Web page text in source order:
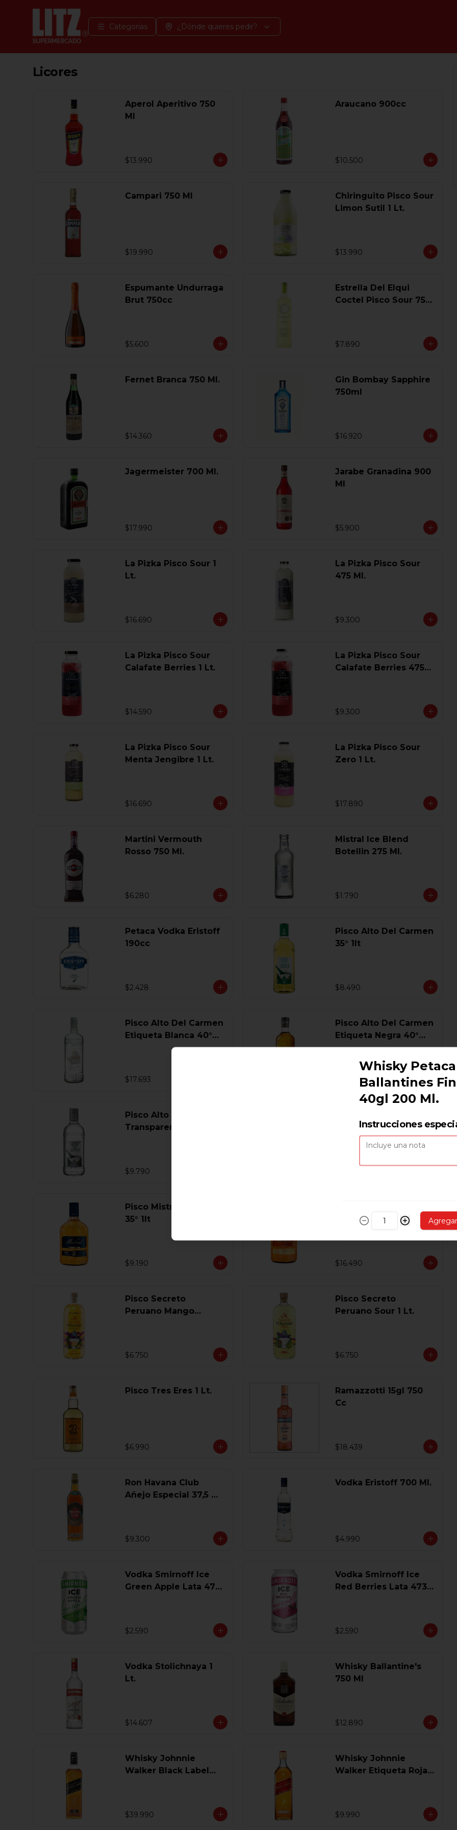
Categorías ¿Dónde quieres pedir?
Licores
Aperol Aperitivo 750
Ml
$13.990
Araucano 900cc
$10.500
Campari 750 Ml
$19.990
Chiringuito Pisco Sour
Limon Sutil 1 Lt.
$13.990
Espumante Undurraga
Brut 750cc
$5.600
Estrella Del Elqui
Coctel Pisco Sour 750
$7.890
Fernet Branca 750 Ml.
$14.360
Gin Bombay Sapphire
750ml
$16.920
Jagermeister 700 Ml.
$17.990
Jarabe Granadina 900
Ml
$5.900
La Pizka Pisco Sour 1
Lt.
$16.690
La Pizka Pisco Sour
475 Ml.
$9.300
La Pizka Pisco Sour
Calafate Berries 1 Lt.
$14.590
La Pizka Pisco Sour
Calafate Berries 475
$9.300
La Pizka Pisco Sour
Menta Jengibre 1 Lt.
$16.690
La Pizka Pisco Sour
Zero 1 Lt.
$17.890
Martini Vermouth
Rosso 750 Ml.
$6.280
Mistral Ice Blend
Botellin 275 Ml.
$1.790
Petaca Vodka Eristoff
190cc
$2.428
Pisco Alto Del Carmen
35° 1lt
$8.490
Pisco Alto Del Carmen
Etiqueta Blanca 40°
$17.693
Pisco Alto Del Carmen
Etiqueta Negra 40°
750 Ml.
$17.440
Pisco Alto Del Carmen
Transparente 40° 750
$9.790
Sour 16 Gl. 700 Ml.
Pisco Mistral Especial
35° 1lt
$9.190
Añejado En Roble
Clasico 40 Gl.750 Ml.
$16.490
Pisco Secreto
Peruano Mango
$6.750
Pisco Secreto
Peruano Sour 1 Lt.
$6.750
Pisco Tres Eres 1 Lt.
$6.990
Ramazzotti 15gl 750
Cc
$18.439
Ron Havana Club
Añejo Especial 37,5 Gl
$9.300
Vodka Eristoff 700 Ml.
$4.990
Vodka Smirnoff Ice
Green Apple Lata 473
$2.590
Vodka Smirnoff Ice
Red Berries Lata 473
$2.590
Vodka Stolichnaya 1
Lt.
$14.607
Whisky Ballantine's
750 Ml
$12.890
Whisky Johnnie
Walker Black Label
$39.990
Whisky Johnnie
Walker Etiqueta Roja
$9.990
Whisky Petaca
Ballantines
40gl 200 Ml.
Instrucciones
Agregar